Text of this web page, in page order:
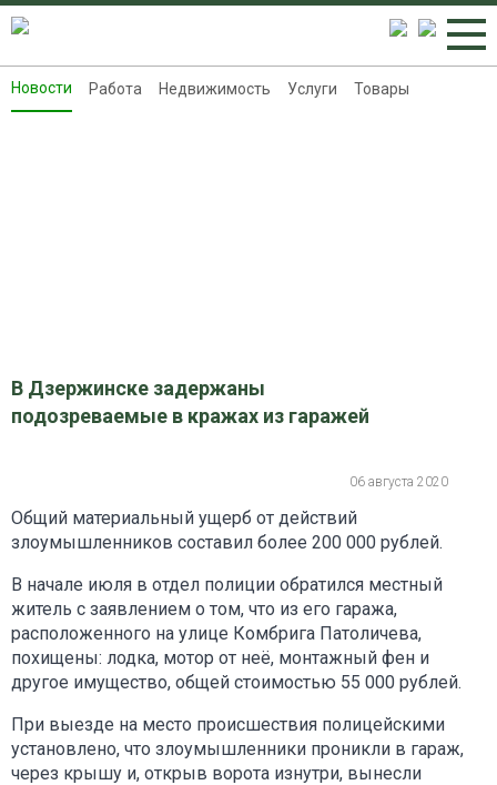
Новости
Новости Работа Недвижимость Услуги Товары
В Дзержинске задержаны
подозреваемые в кражах из гаражей
06 августа 2020
Общий материальный ущерб от действий
злоумышленников составил более 200 000 рублей.
В начале июля в отдел полиции обратился местный
житель с заявлением о том, что из его гаража,
расположенного на улице Комбрига Патоличева,
похищены: лодка, мотор от неё, монтажный фен и
другое имущество, общей стоимостью 55 000 рублей.
При выезде на место происшествия полицейскими
установлено, что злоумышленники проникли в гараж,
через крышу и, открыв ворота изнутри, вынесли